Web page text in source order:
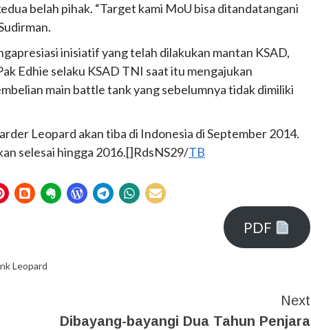
belah pihak. “Target kami MoU bisa ditandatangani
inisiatif yang telah dilakukan mantan KSAD,
Edhie selaku KSAD TNI saat itu mengajukan
main battle tank yang sebelumnya tidak dimiliki
Leopard akan tiba di Indonesia di September 2014.
selesai hingga 2016.[]RdsNS29/TB
PDF
Leopard
Next
Dibayang-bayangi Dua Tahun Penjara